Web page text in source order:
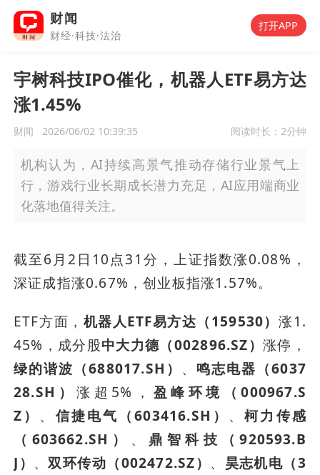
财闻
财经·科技·法治
打开APP
宇树科技IPO催化，机器人ETF易方达
涨1.45%
财闻 2026/06/02 10:39:35 阅读时长： 2分钟
机构认为，AI持续高景气推动存储行业景气上
行，游戏行业长期成长潜力充足，AI应用端商业
化落地值得关注。
截至6月2日10点31分，上证指数涨0.08%，
深证成指涨0.67%，创业板指涨1.57%。
ETF方面， 机器人ETF易方达（159530） 涨1.
45%，成分股中大力德（002896.SZ）涨停，
绿的谐波（688017.SH） 、 鸣志电器（6037
28.SH）涨超5%， 盈峰环境（000967.S
Z） 、 信捷电气（603416.SH） 、柯力传感
（603662.SH） 、 鼎智科技（920593.B
J） 、双环传动（002472.SZ） 、 昊志机电（3